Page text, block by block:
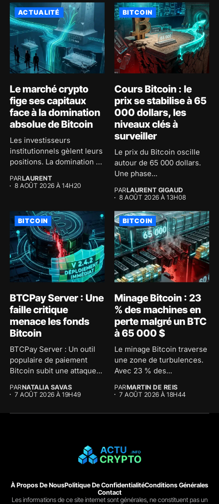
ACTUALITÉ
Le marché crypto
fige ses capitaux
face à la domination
absolue de Bitcoin
Les investisseurs
institutionnels gèlent leurs
positions. La domination de
PARLAURENT
8 AOÛT 2026 À 14H20
BITCOIN
Cours Bitcoin : le
prix se stabilise à 65
000 dollars, les
niveaux clés à
surveiller
Le prix du Bitcoin oscille
autour de 65 000 dollars.
Une phase...
PARLAURENT GIGAUD
8 AOÛT 2026 À 13H08
BITCOIN
BTCPay Server : Une
faille critique
menace les fonds
Bitcoin
BTCPay Server : Un outil
populaire de paiement
Bitcoin subit une attaque...
PARNATALIA SAVAS
7 AOÛT 2026 À 19H49
BITCOIN
Minage Bitcoin : 23
% des machines en
perte malgré un BTC
à 65 000 $
Le minage Bitcoin traverse
une zone de turbulences.
Avec 23 % des...
PARMARTIN DE REIS
7 AOÛT 2026 À 18H44
À Propos De NousPolitique De ConfidentialitéConditions Générales
Contact
Les informations de ce site internet sont générales, ne constituent pas un